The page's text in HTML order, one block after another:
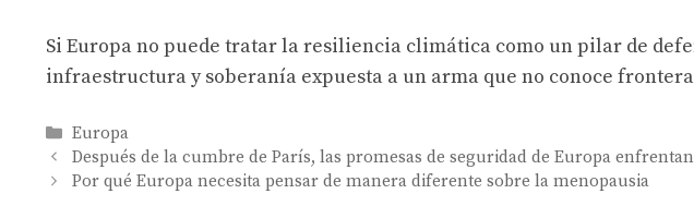
Si Europa no puede tratar la resiliencia climática como un pilar de
infraestructura y soberanía expuesta a un arma que no conoce
Categories
Europa
Después de la cumbre de París, las promesas de seguridad de Europa
Por qué Europa necesita pensar de manera diferente sobre la menopausia